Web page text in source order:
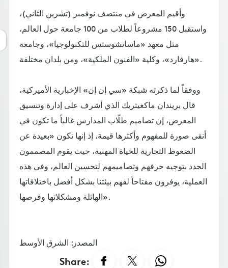
وأقيم المعرض في منتصف نوفمبر (تشرين الثاني)،
واستقبل 150 مشروعاً لطلاب من 100 جامعة حول العالم،
مثل معهد «ماساتشوستس للتكنولوجيا»، وجامعة
«هارفارد»، وكلية «الفنون الملكية»، ومن بلدان مختلفة.
ووفقاً لما ذكرته شبكة «سي إن إن» الإخبارية الأميركية،
قال بريندان ماكغيتريك الذي أشرف على إدارة وتنسيق
المعرض، إن تصاميم طلّاب المدارس غالباً ما تكون في
أنقى صورة للمفهوم وأكثرها قيمة، إذ إنها تكون «بعيدة عن
الضغوط التجارية للحياة المهنية، حيث يقوم المصممون
الجدد بتوجيه حرفهم وتصاميمهم لتحسين العالم، وفي هذه
العملية، يوفرون مفتاحاً لفهم بيئتنا بشكل أفضل باختلافاتها
الهائلة ومشكلاتها وفرصها».
المصدر: الشرق الأوسط
Share: